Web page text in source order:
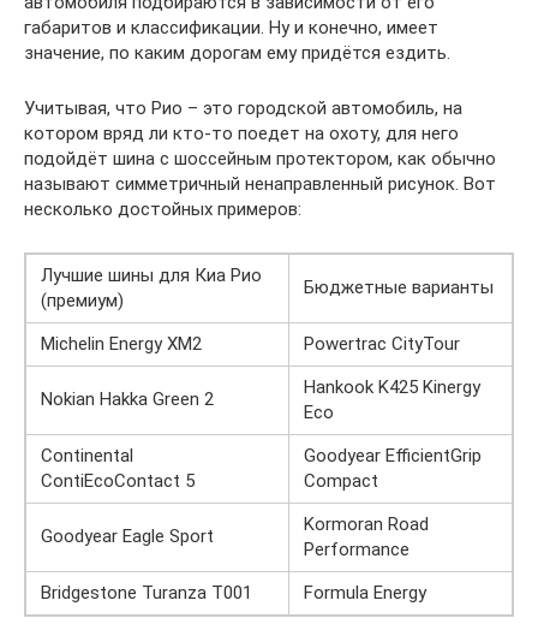
габаритов и классификации. Ну и конечно, имеет
значение, по каким дорогам ему придётся ездить.
Учитывая, что Рио – это городской автомобиль, на
котором вряд ли кто-то поедет на охоту, для него
подойдёт шина с шоссейным протектором, как обычно
называют симметричный ненаправленный рисунок. Вот
несколько достойных примеров:
Лучшие шины для Киа Рио
(премиум)
Бюджетные варианты
Michelin Energy XM2 Powertrac CityTour
Nokian Hakka Green 2
Hankook K425 Kinergy
Eco
Continental
ContiEcoContact 5
Goodyear EfficientGrip
Compact
Goodyear Eagle Sport
Kormoran Road
Performance
Bridgestone Turanza T001
Formula Energy